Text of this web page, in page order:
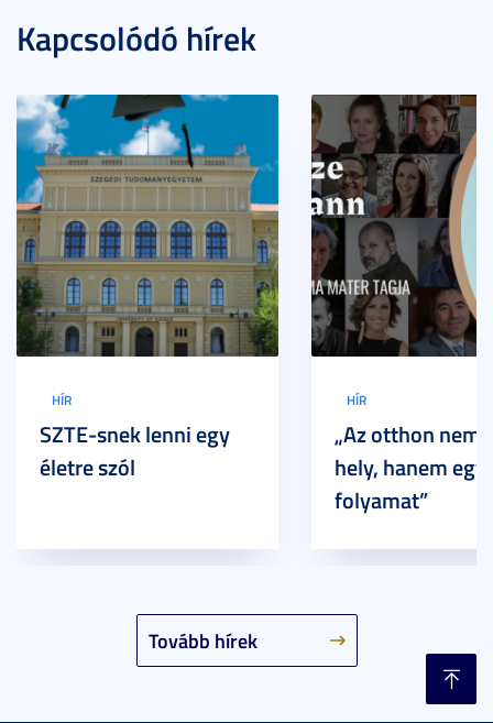
Kapcsolódó hírek
Tovább hírek
HÍR
SZTE-snek lenni egy
életre szól
HÍR
„Az otthon nem
hely, hanem egy
folyamat”